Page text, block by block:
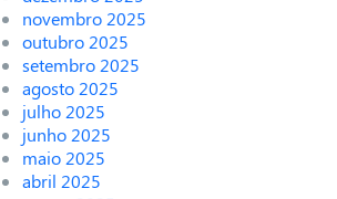
novembro 2025
outubro 2025
setembro 2025
agosto 2025
julho 2025
junho 2025
maio 2025
abril 2025